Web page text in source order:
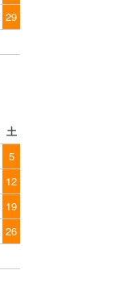
29
土
5
12
19
26